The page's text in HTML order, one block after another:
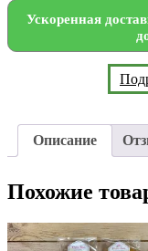
Ускоренная
Описание
Похожие